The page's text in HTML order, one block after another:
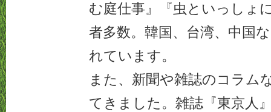
む庭仕事』『虫といっしょ
者多数。韓国、台湾、中国
れています。
また、新聞や雑誌のコラム
てきました。雑誌『東京人